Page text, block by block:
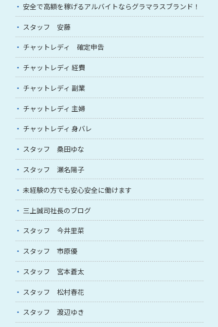
安全で高額を稼げるアルバイトならグラマラスブランド！
スタッフ 安藤
チャットレディ 確定申告
チャットレディ 経費
チャットレディ 副業
チャットレディ 主婦
チャットレディ 身バレ
スタッフ 桑田ゆな
スタッフ 瀬名陽子
未経験の方でも安心安全に働けます
三上誠司社長のブログ
スタッフ 今井里菜
スタッフ 市原優
スタッフ 宮本蒼太
スタッフ 松村春花
スタッフ 渡辺ゆき